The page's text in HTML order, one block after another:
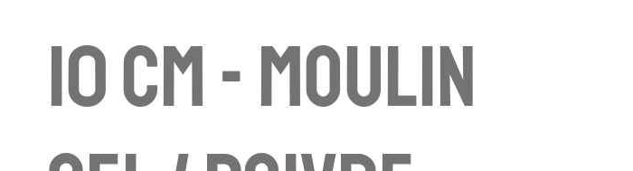
10 cm - moulin